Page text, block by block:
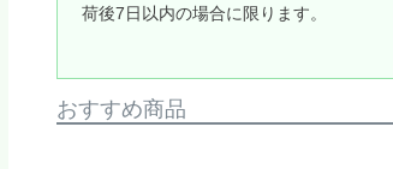
荷後7日以内の場合に限ります。
おすすめ商品